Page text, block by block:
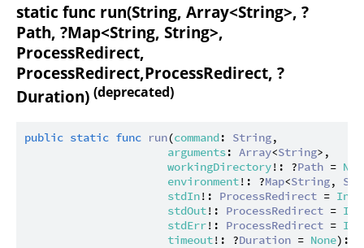
static func run(String, Array<String>, ?
Path, ?Map<String, String>,
ProcessRedirect,
ProcessRedirect,ProcessRedirect, ?
Duration) (deprecated)
public static func run(command: String,
arguments: Array<String>,
workingDirectory!: ?Path =
environment!: ?Map<String,
stdIn!: ProcessRedirect =
stdOut!: ProcessRedirect =
stdErr!: ProcessRedirect =
timeout!: ?Duration = None):